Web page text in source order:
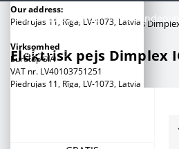
Our address:
Piedrujas 11, Rīga, LV-1073, Latvia
Virksomhed
Eurotop SIA
VAT nr. LV40103751251
Piedrujas 11, Rīga, LV-1073, Latvia
+371 2 777 88 54
Grill & Barbecue
Mærker
Artflame.com Elektrisk pejs
Elektrisk pejs Dimplex